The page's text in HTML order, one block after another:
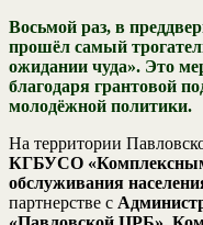
Восьмой раз, в
прошёл самый
ожидании чуда». Это
благодаря грантовой
молодёжной политики.
На территории
КГБУСО «Комплексным
обслуживания
партнерстве с